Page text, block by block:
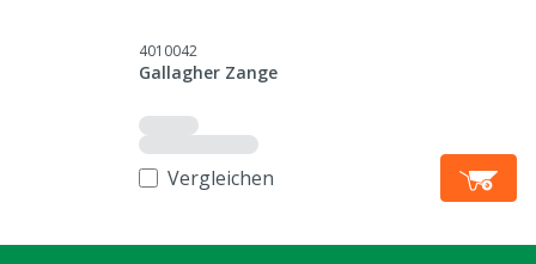
4010042
Gallagher Zange
Vergleichen